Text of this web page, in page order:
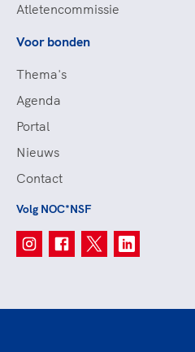
Atletencommissie
Voor bonden
Thema's
Agenda
Portal
Nieuws
Contact
Volg NOC*NSF